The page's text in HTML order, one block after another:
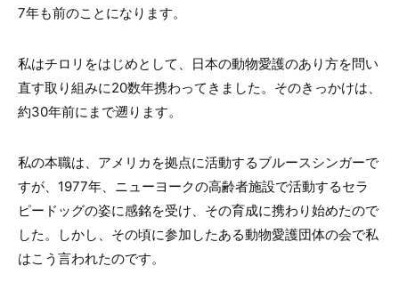
7年も前のことになります。
私はチロリをはじめとして、日本の動物愛護のあり方を問い
直す取り組みに20数年携わってきました。そのきっかけは、
約30年前にまで遡ります。
私の本職は、アメリカを拠点に活動するブルースシンガーで
すが、1977年、ニューヨークの高齢者施設で活動するセラ
ピードッグの姿に感銘を受け、その育成に携わり始めたので
した。しかし、その頃に参加したある動物愛護団体の会で私
はこう言われたのです。